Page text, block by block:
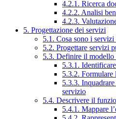
4.2.1. Ricerca
4.2.2. Analisi
4.2.3.
5. Progettazione dei servizi
5.1. Cosa sono i
5.2. Progettare servizi
5.3. Definire il modello
5.3.1.
5.3.2. Formulare
5.3.3.
servizio
5.4. Descrivere il
5.4.1. Mappare